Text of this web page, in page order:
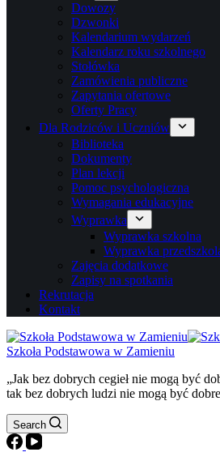
Dowozy
Dzwonki
Kalendarium wydarzeń
Kalendarz roku szkolnego
Stołówka
Zamówienia publiczne
Zapytania ofertowe
Oferty Pracy
Dla Rodziców i Uczniów
Biblioteka
Dokumenty
Plan lekcji
Pomoc psychologiczna
Wymagania edukacyjne
Wyprawka
Wyprawka szkolna
Wyprawka
Zajęcia dodatkowe
Zapisy na spotkania
Rekrutacja
Kontakt
Szkoła Podstawowa w Zamieniu
„Jak bez dobrych cegieł nie mogą być
tak bez dobrych ludzi nie mogą być
Search